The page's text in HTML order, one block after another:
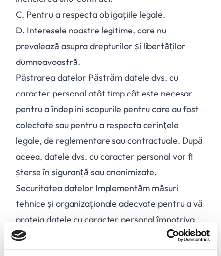
C. Pentru a respecta obligațiile legale.
D. Interesele noastre legitime, care nu
prevalează asupra drepturilor și libertăților
dumneavoastră.
Păstrarea datelor Păstrăm datele dvs. cu
caracter personal atât timp cât este necesar
pentru a îndeplini scopurile pentru care au fost
colectate sau pentru a respecta cerințele
legale, de reglementare sau contractuale. După
aceea, datele dvs. cu caracter personal vor fi
șterse în siguranță sau anonimizate.
Securitatea datelor Implementăm măsuri
tehnice și organizaționale adecvate pentru a vă
proteja datele cu caracter personal împotriva
accesului neautorizat, modificării, divulgării sau